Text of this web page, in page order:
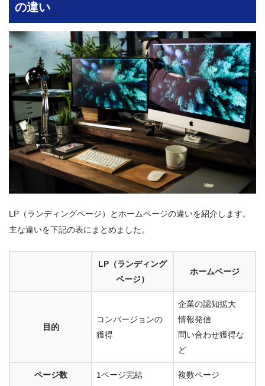
の違い
LP（ランディングページ）とホームページの違いを紹介します。
主な違いを下記の表にまとめました。
LP（ランディング
ページ）
ホームページ
目的
コンバージョンの
獲得
企業の認知拡大
情報発信
問い合わせ獲得な
ど
ページ数 1ページ完結 複数ページ